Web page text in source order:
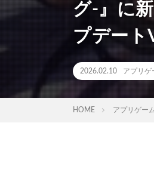
グ-』に
プデート
2026.02.10 アプリゲ
HOME アプリゲー